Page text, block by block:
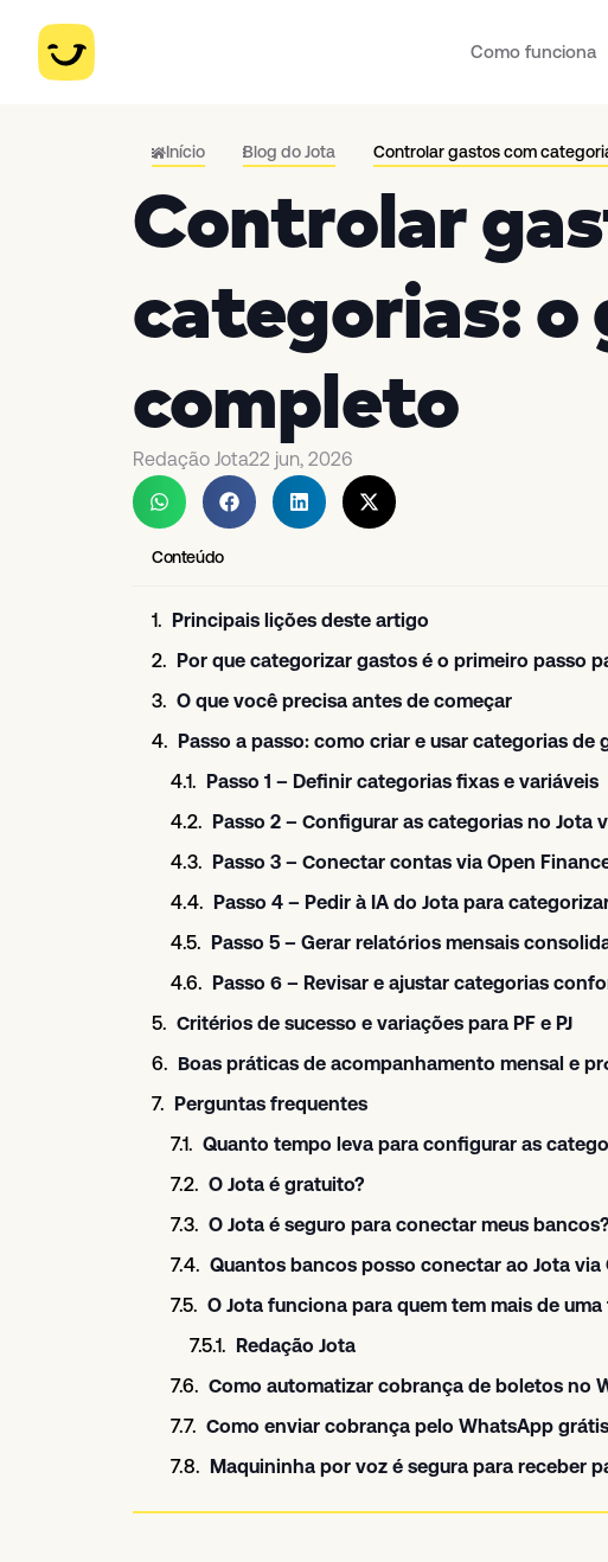
Como funciona
Início Blog do Jota Controlar gastos com
Controlar
categorias: o
completo
Redação Jota22 jun, 2026
Conteúdo
Principais lições deste artigo
Por que categorizar gastos é o primeiro passo
O que você precisa antes de começar
Passo a passo: como criar e usar categorias de
Passo 1 – Definir categorias fixas e variáveis
Passo 2 – Configurar as categorias no Jota
Passo 3 – Conectar contas via Open
Passo 4 – Pedir à IA do Jota para
Passo 5 – Gerar relatórios mensais
Passo 6 – Revisar e ajustar categorias
Critérios de sucesso e variações para PF e PJ
Boas práticas de acompanhamento mensal e
Perguntas frequentes
Quanto tempo leva para configurar as
O Jota é gratuito?
O Jota é seguro para conectar meus bancos?
Quantos bancos posso conectar ao Jota via
O Jota funciona para quem tem mais de uma
Redação Jota
Como automatizar cobrança de boletos no
Como enviar cobrança pelo WhatsApp
Maquininha por voz é segura para receber